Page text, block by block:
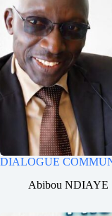
DIALOGUE
Abibou NDIAYE